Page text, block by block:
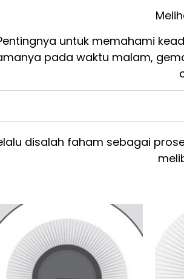
untuk memahami
pada waktu malam,
disalah faham sebagai